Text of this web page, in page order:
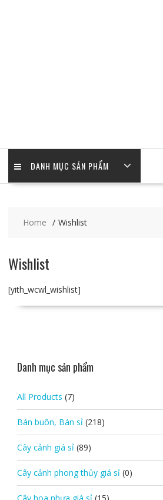
DANH MỤC SẢN PHẨM
Home Wishlist
Wishlist
[yith_wcwl_wishlist]
Danh mục sản phẩm
All Products (7)
Bán buôn, Bán sỉ (218)
Cây cảnh giá sỉ (89)
Cây cảnh phong thủy giá sỉ (0)
Cây hoa nhựa giá sỉ (15)